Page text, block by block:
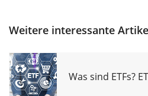
Weitere interessante
Was sind ETFs?